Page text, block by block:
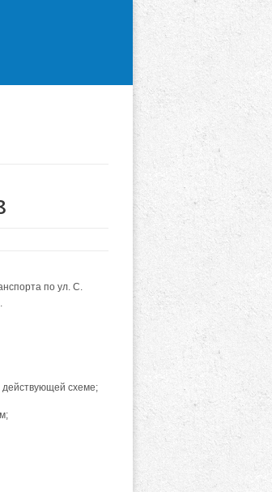
по ул. С.
схеме;